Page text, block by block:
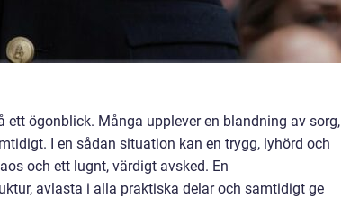
ögonblick. Många upplever en blandning av sorg,
I en sådan situation kan en trygg, lyhörd och
och ett lugnt, värdigt avsked. En
avlasta i alla praktiska delar och samtidigt ge